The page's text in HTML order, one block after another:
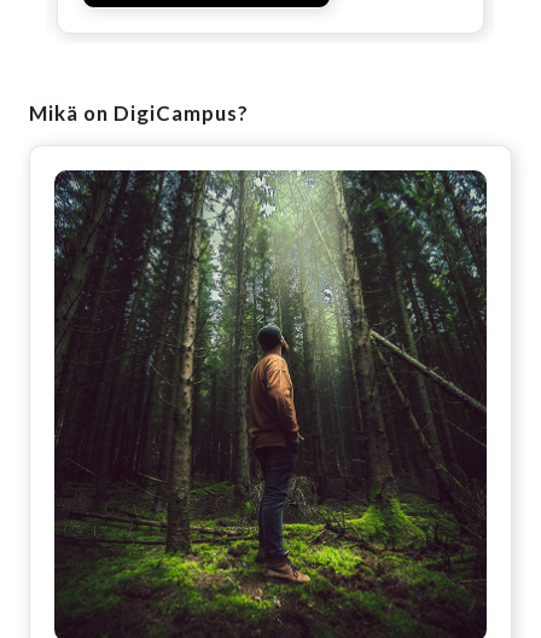
Mikä on DigiCampus?
Mikä on DigiCampus?